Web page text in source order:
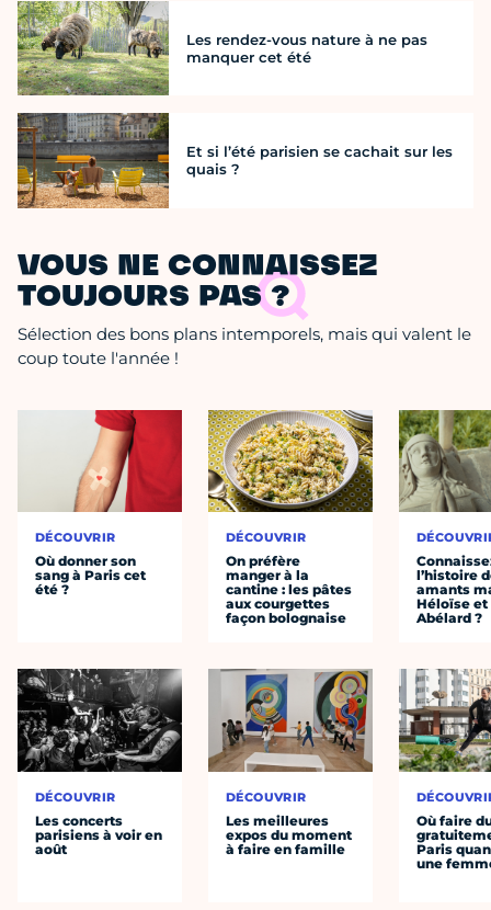
Les rendez-vous nature à ne pas
manquer cet été
Et si l’été parisien se cachait sur les
quais ?
VOUS NE CONNAISSEZ
TOUJOURS PAS ?
Sélection des bons plans intemporels, mais qui valent le
coup toute l'année !
DÉCOUVRIR
Où donner son
sang à Paris cet
été ?
DÉCOUVRIR
Les concerts
parisiens à voir en
août
DÉCOUVRIR
On préfère
manger à la
cantine : les pâtes
aux courgettes
façon bolognaise
DÉCOUVRIR
Les meilleures
expos du moment
à faire en famille
l’histoire
amants
Héloïse et
Abélard ?
Où faire
Paris
une